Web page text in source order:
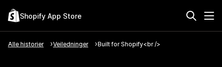
Shopify App Store
Alle historier Veiledninger Built for Shopify<br />